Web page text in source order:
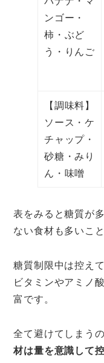
ンゴー・
柿・ぶど
う・りんご
【調味料】
ソース・ケ
チャップ・
砂糖・みり
ん・味噌
表をみると糖質が
ない食材も多いこ
糖質制限中は控え
ビタミンやアミノ
富です。
全て避けてしまう
材は量を意識して